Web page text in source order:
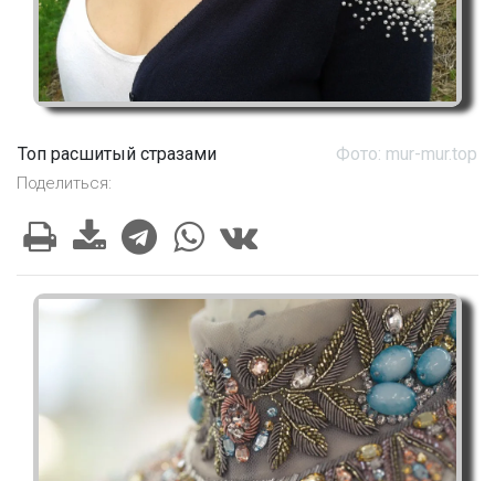
Топ расшитый стразами Фото: mur-mur.top
Поделиться: